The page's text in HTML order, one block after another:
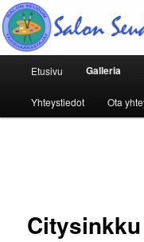
Edistää paikallista,salo,
Siirry
sisältöön
Etusivu Galleria
Yhteystiedot Ota